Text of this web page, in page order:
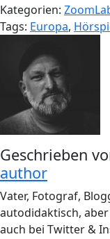
Kategorien:
Tags: Europa,
Geschrieben
author
Vater, Fotograf,
autodidaktisch,
auch bei Twitter &